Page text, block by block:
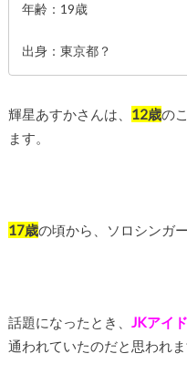
年齢：19歳
出身：東京都？
輝星あすかさんは、 12歳の
ます。
17歳の頃から、ソロシンガ
話題になったとき、 JKアイ
通われていたのだと思われ